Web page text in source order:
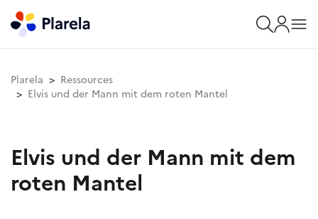
Plarela
Ressources
Elvis und der Mann mit dem roten Mantel
Elvis und der Mann mit dem
roten Mantel